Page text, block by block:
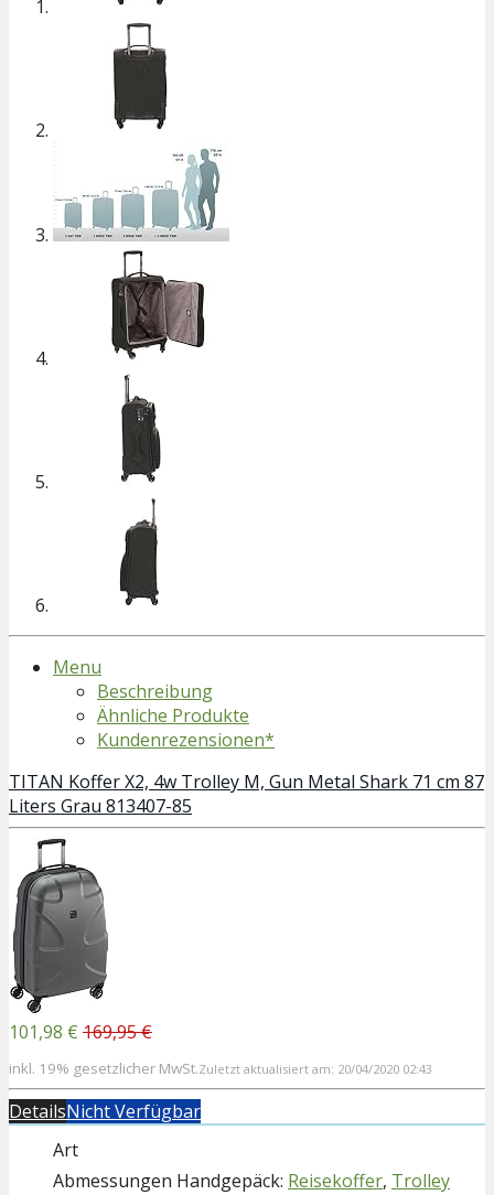
Menu
Beschreibung
Ähnliche Produkte
Kundenrezensionen*
TITAN Koffer X2, 4w Trolley M, Gun Metal Shark 71 cm 87
Liters Grau 813407-85
101,98 € 169,95 €
inkl. 19% gesetzlicher MwSt.Zuletzt aktualisiert am: 20/04/2020 02:43
DetailsNicht Verfügbar
Art
Reisekoffer, Trolley